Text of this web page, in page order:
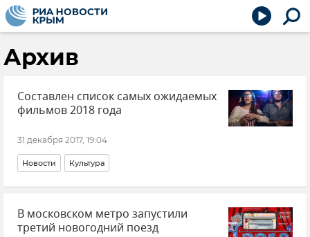
Архив
Составлен список самых ожидаемых
фильмов 2018 года
31 декабря 2017, 19:04
Новости Культура
В московском метро запустили
третий новогодний поезд